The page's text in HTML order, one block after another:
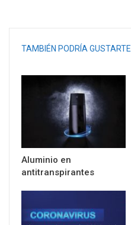
TAMBIÉN PODRÍA GUSTARTE
Aluminio en
antitranspirantes